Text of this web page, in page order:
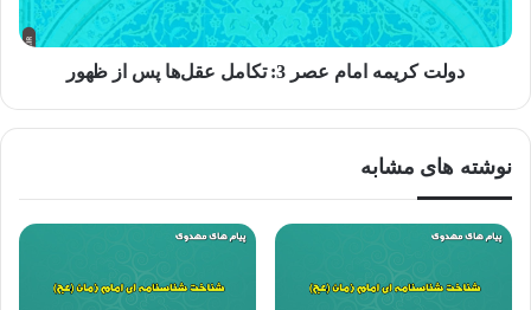
براستی این چه نوع شناختی است که تا این حد اهمیت دارد؟ در آینده
خواهیم گفت…
دولت کریمه امام عصر 3: تکامل عقل‌ها پس از ظهور
نوشته های مشابه